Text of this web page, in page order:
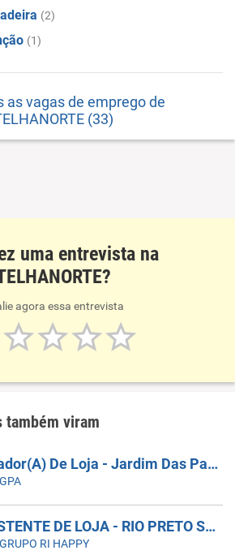
(2)
(1)
as vagas de emprego de
(33)
uma entrevista na
agora essa entrevista
também viram
Operador(A) De Loja - Jardim Das Palmeiras - Campinas SP
GPA
ASSISTENTE DE LOJA - RIO PRETO SHOPPING - EFETIVO
GRUPO RI HAPPY